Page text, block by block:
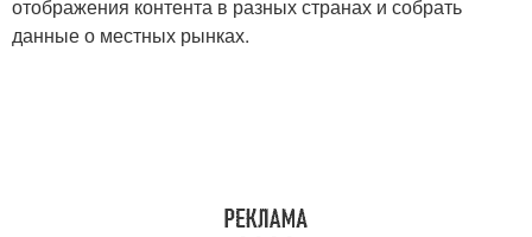
отображения контента в разных странах и собрать
данные о местных рынках.